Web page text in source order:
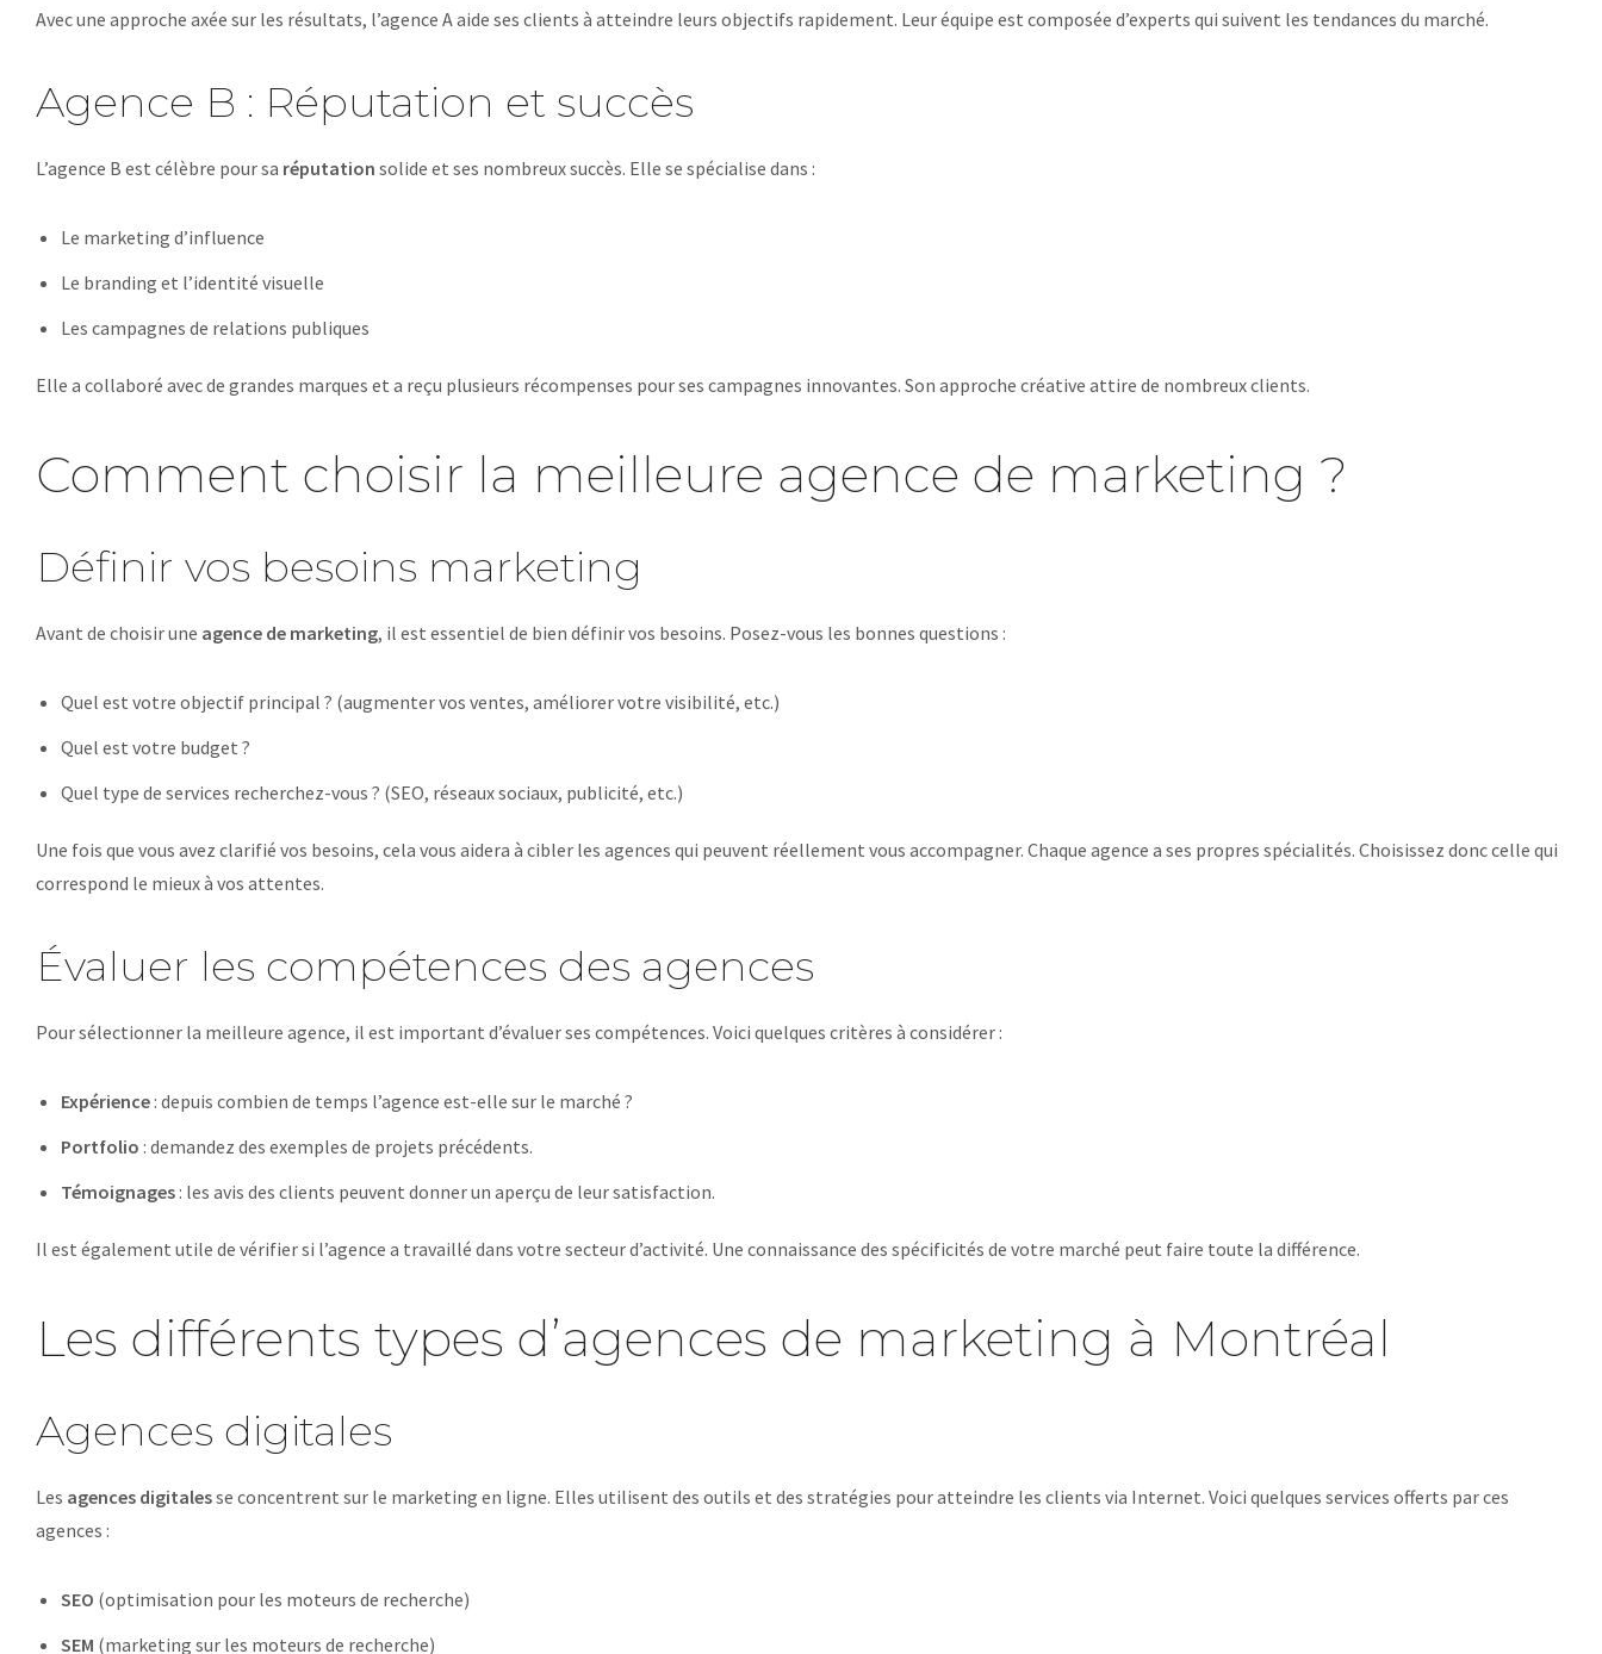
Avec une approche axée sur les résultats, l’agence A aide ses clients à atteindre leurs objectifs rapidement. Leur équipe est composée d’experts qui suivent les tendances du marché.
Agence B : Réputation et succès
L’agence B est célèbre pour sa réputation solide et ses nombreux succès. Elle se spécialise dans :
Le marketing d’influence
Le branding et l’identité visuelle
Les campagnes de relations publiques
Elle a collaboré avec de grandes marques et a reçu plusieurs récompenses pour ses campagnes innovantes. Son approche créative attire de nombreux clients.
Comment choisir la meilleure agence de marketing ?
Définir vos besoins marketing
Avant de choisir une agence de marketing, il est essentiel de bien définir vos besoins. Posez-vous les bonnes questions :
Quel est votre objectif principal ? (augmenter vos ventes, améliorer votre visibilité, etc.)
Quel est votre budget ?
Quel type de services recherchez-vous ? (SEO, réseaux sociaux, publicité, etc.)
Une fois que vous avez clarifié vos besoins, cela vous aidera à cibler les agences qui peuvent réellement vous accompagner. Chaque agence a ses propres spécialités. Choisissez donc celle qui
correspond le mieux à vos attentes.
Évaluer les compétences des agences
Pour sélectionner la meilleure agence, il est important d’évaluer ses compétences. Voici quelques critères à considérer :
Expérience: depuis combien de temps l’agence est-elle sur le marché ?
Portfolio : demandez des exemples de projets précédents.
Témoignages: les avis des clients peuvent donner un aperçu de leur satisfaction.
Il est également utile de vérifier si l’agence a travaillé dans votre secteur d’activité. Une connaissance des spécificités de votre marché peut faire toute la différence.
Les différents types d’agences de marketing à Montréal
Agences digitales
Les agences digitalesse concentrent sur le marketing en ligne. Elles utilisent des outils et des stratégies pour atteindre les clients via Internet. Voici quelques services offerts par ces
agences :
SEO (optimisation pour les moteurs de recherche)
SEM (marketing sur les moteurs de recherche)